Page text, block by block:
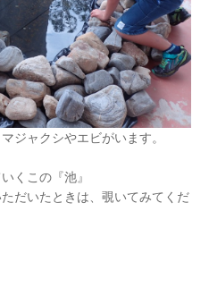
ジャクシやエビがいます。
くこの『池』
だいたときは、覗いてみてくだ